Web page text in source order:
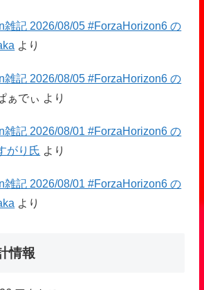
雑記 2026/08/05 #ForzaHorizon6 の
より
雑記 2026/08/05 #ForzaHorizon6 の
ぁでぃ より
雑記 2026/08/01 #ForzaHorizon6 の
がり氏 より
雑記 2026/08/01 #ForzaHorizon6 の
より
情報